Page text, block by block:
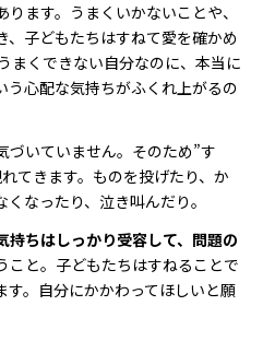
ます。うまくいかないことや、
子どもたちはすねて愛を確かめ
まくできない自分なのに、本当に
う心配な気持ちがふくれ上がるの
づいていません。そのため”す
てきます。ものを投げたり、か
なったり、泣き叫んだり。
気持ちはしっかり受容して、問題の
こと。子どもたちはすねることで
す。自分にかかわってほしいと願